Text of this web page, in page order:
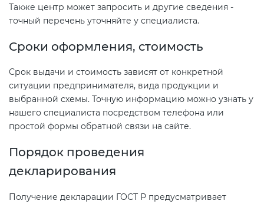
Также центр может запросить и другие сведения -
точный перечень уточняйте у специалиста.
Сроки оформления, стоимость
Срок выдачи и стоимость зависят от конкретной
ситуации предпринимателя, вида продукции и
выбранной схемы. Точную информацию можно узнать у
нашего специалиста посредством телефона или
простой формы обратной связи на сайте.
Порядок проведения
декларирования
Получение декларации ГОСТ Р предусматривает